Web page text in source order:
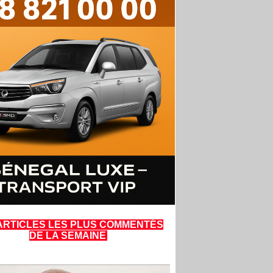
LES PLUS COMMENTÉS
DE LA SEMAINE